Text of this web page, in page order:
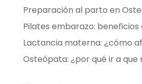
Preparación al parto en
Pilates embarazo:
Lactancia materna: ¿cómo
Osteópata: ¿por qué ir a